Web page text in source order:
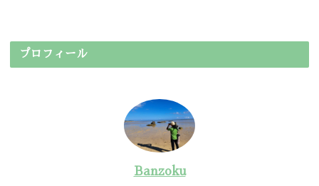
プロフィール
Banzoku